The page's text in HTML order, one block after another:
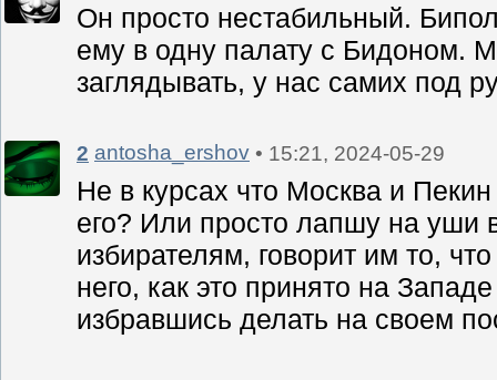
Он просто нестабильный.
ему в одну палату с Бидоном.
заглядывать, у нас самих под
2 antosha_ershov • 15:21, 2024-05-29
Не в курсах что Москва и
его? Или просто лапшу на уши
избирателям, говорит им то,
него, как это принято на
избравшись делать на своем